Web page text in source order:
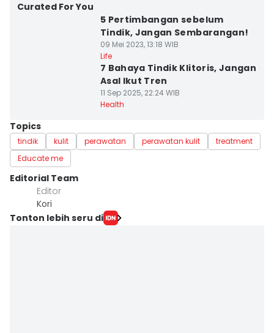
Curated For You
5 Pertimbangan sebelum
Tindik, Jangan Sembarangan!
09 Mei 2023, 13:18 WIB
Life
7 Bahaya Tindik Klitoris, Jangan
Asal Ikut Tren
11 Sep 2025, 22:24 WIB
Health
Topics
tindik kulit perawatan perawatan kulit
treatment
Educate me
Editorial Team
Editor
Kori
Tonton lebih seru di